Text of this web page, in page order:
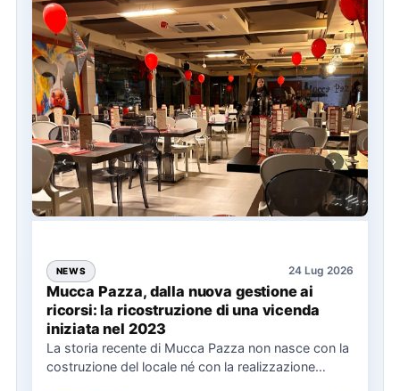
NEWS 24 Lug 2026
Mucca Pazza, dalla nuova gestione ai
ricorsi: la ricostruzione di una vicenda
iniziata nel 2023
La storia recente di Mucca Pazza non nasce con la
costruzione del locale né con la realizzazione